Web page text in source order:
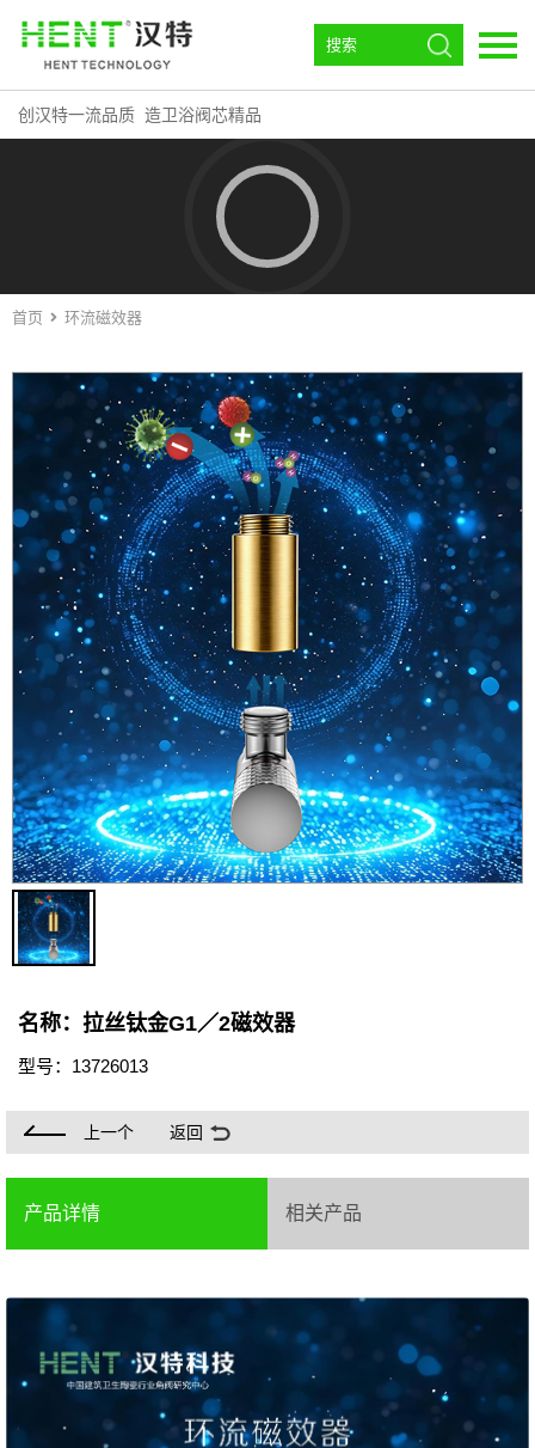
语言： EN
角阀
环流磁效器
下载中心
汉特动态
联系我们
创汉特一流品质 造卫浴阀芯精品
首页 环流磁效器
名称：拉丝钛金G1／2磁效器
型号：13726013
上一个 返回
产品详情 相关产品